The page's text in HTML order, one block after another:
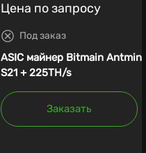
Цена по запросу
Под заказ
ASIC майнер Bitmain Antminer
S21 + 225TH/s
Заказать